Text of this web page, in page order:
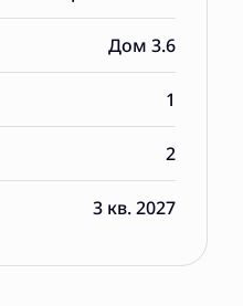
Дом 3.6
1
2
3 кв. 2027